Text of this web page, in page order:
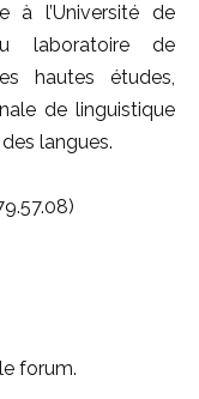
à l’Université de
laboratoire de
hautes études,
de linguistique
langues.
forum.